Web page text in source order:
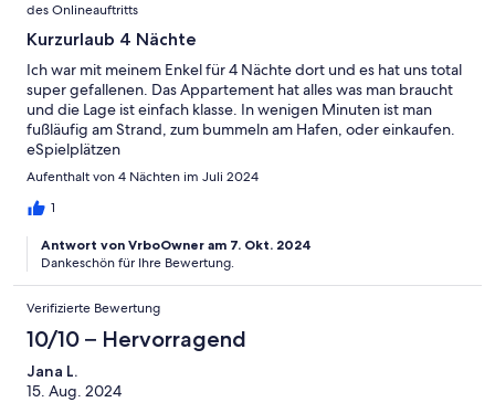
des Onlineauftritts
Kurzurlaub 4 Nächte
Ich war mit meinem Enkel für 4 Nächte dort und es hat uns total
super gefallenen. Das Appartement hat alles was man braucht
und die Lage ist einfach klasse. In wenigen Minuten ist man
fußläufig am Strand, zum bummeln am Hafen, oder einkaufen.
eSpielplätzen
Aufenthalt von 4 Nächten im Juli 2024
1
Antwort von VrboOwner am 7. Okt. 2024
Dankeschön für Ihre Bewertung.
Verifizierte Bewertung
10/10 – Hervorragend
Jana L.
15. Aug. 2024